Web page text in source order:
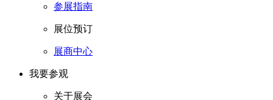
参展指南
展位预订
展商中心
我要参观
关于展会